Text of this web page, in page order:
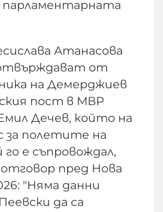
парламентарната
Атанасова
от
на Демерджиев
пост в МВР
Дечев, който на
за полетите на
го е съпровождал,
пред Нова
"Няма данни
да са